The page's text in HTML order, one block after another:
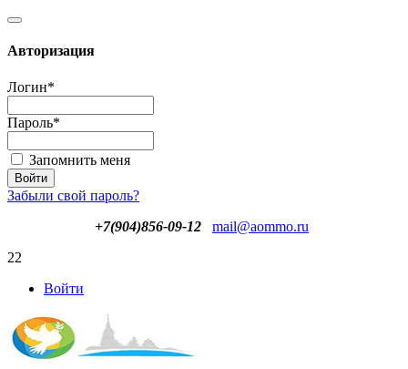
Авторизация
Логин*
Пароль*
Запомнить меня
Забыли свой пароль?
+7(904)856-09-12
mail@aommo.ru
22
Войти